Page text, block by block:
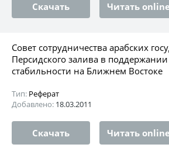
Скачать Читать online
Совет сотрудничества арабских
Персидского залива в
стабильности на Ближнем Востоке
Тип: Реферат
Добавлено: 18.03.2011
Скачать Читать online